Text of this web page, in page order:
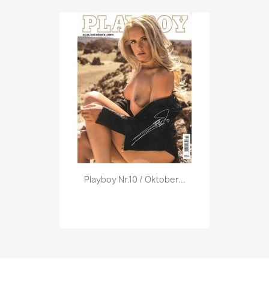
Vorschau
Playboy Nr.10 / Oktober...